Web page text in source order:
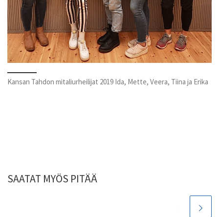
Kansan Tahdon mitaliurheilijat 2019 Ida, Mette, Veera, Tiina ja Erika
SAATAT MYÖS PITÄÄ